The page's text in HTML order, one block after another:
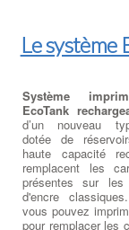
Le système
Système
EcoTank
d’un nouveau
dotée de
haute capacité
remplacent les
présentes sur les
d'encre
vous pouvez
pour remplacer les